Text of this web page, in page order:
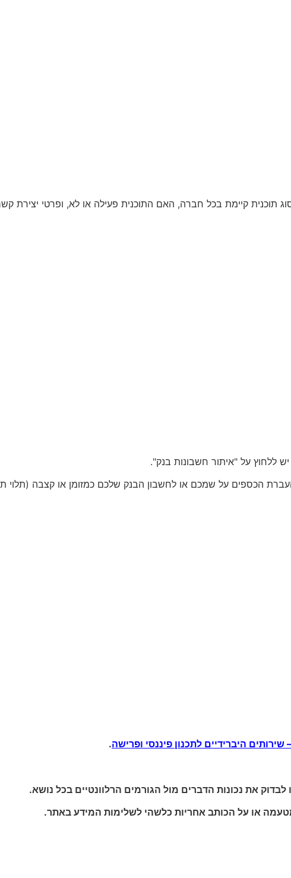
תוכנית קיימת בכל חברה, האם התוכנית פעילה או לא, ופרטי יצירת
ללחוץ על "איתור חשבונות בנק".
הכספים על שמכם או לחשבון הבנק שלכם כמזומן או קצבה (תלוי
שירותים היברידיים לתכנון פיננסי ופרישה.
את נכונות הדברים מול הגורמים הרלוונטיים בכל נושא.
או על הכותב אחריות כלשהי לשלימות המידע באתר.